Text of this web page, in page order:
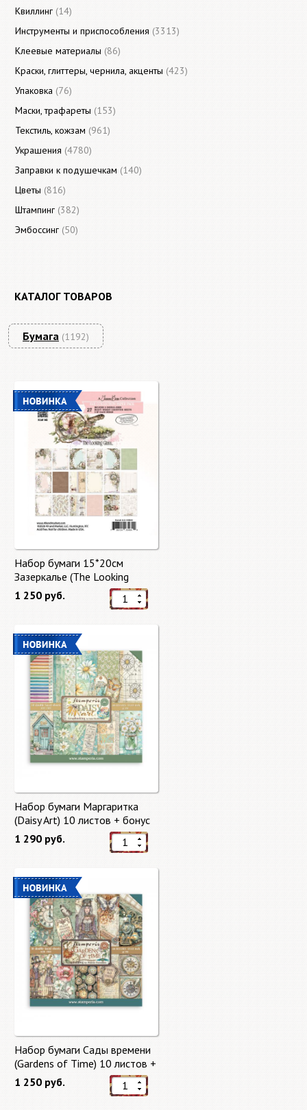
Квиллинг (14)
Инструменты и приспособления (3313)
Клеевые материалы (86)
Краски, глиттеры, чернила, акценты (423)
Упаковка (76)
Маски, трафареты (153)
Текстиль, кожзам (961)
Украшения (4780)
Заправки к подушечкам (140)
Цветы (816)
Штампинг (382)
Эмбоссинг (50)
КАТАЛОГ ТОВАРОВ
Бумага (1192)
Набор бумаги 15*20см
Зазеркалье (The Looking
Glass) 27 листов от 49 Market
1 250 руб.
Набор бумаги Маргаритка
(Daisy Art) 10 листов + бонус
от Stamperia
1 290 руб.
Набор бумаги Сады времени
(Gardens of Time) 10 листов +
бонус от Stamperia
1 250 руб.